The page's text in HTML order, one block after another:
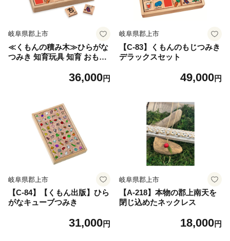
岐阜県郡上市
≪くもんの積み木≫ひらがな
つみき 知育玩具 知育 おもち
MON 公文式 おもちゃ プレゼ
マ字 英語 木製 国産 日本製
お祝い 学習 勉強 WB-25 岐阜
県 郡上市
36,000円
岐阜県郡上市
【C-83】くもんのもじつみき
デラックスセット
49,000円
岐阜県郡上市
【C-84】【くもん出版】ひら
がなキューブつみき
31,000円
岐阜県郡上市
【A-218】本物の郡上南天を
閉じ込めたネックレス
18,000円